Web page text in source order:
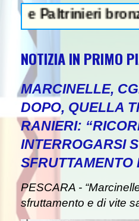
bronzo
NOTIZIA IN PRIMO
MARCINELLE,
DOPO, QUELLA
RANIERI:
INTERROGARSI
SFRUTTAMENTO
PESCARA -
sfruttamento e di vite